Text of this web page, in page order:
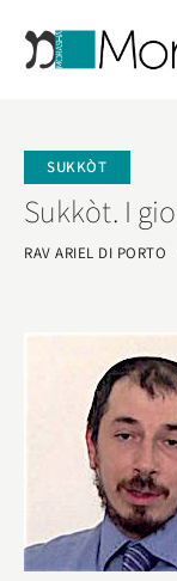
SUKKÒT
Sukkòt. I
RAV ARIEL DI PORTO